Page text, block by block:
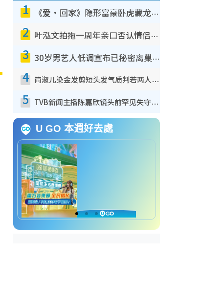
1 《爱·回家》隐形富豪卧虎藏龙！盘点12位财气逼人的有钱艺人：这位美女3亿身家不愁做
2 叶泓文拍拖一周年亲口否认情侣关系？！被质疑感情造假竟称GM“普通同事”
3 30岁男艺人低调宣布已秘密离巢！人气急跌变失踪人口：“这几年过得并不容易”
4 简淑儿染金发剪短头发气质判若两人！吓坏老公麦大力都认不出：“你做什么？”
5 TVB新闻主播陈嘉欣镜头前罕见失守！遭林超英一句话突袭吓坏当场大笑
U GO 本週好去處